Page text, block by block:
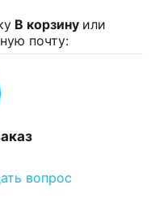
В корзину или
почту:
вопрос